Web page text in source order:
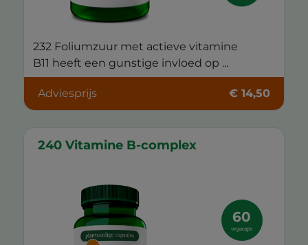
232 Foliumzuur met actieve vitamine
B11 heeft een gunstige invloed op ...
Adviesprijs € 14,50
240 Vitamine B-complex
60
vegacaps